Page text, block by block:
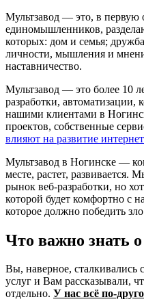
Мультзавод — это, в первую
единомышленников,
которых: дом и семья;
личности, мышления и
наставничество.
Мультзавод — это более 10
разработки,
нашими клиентами в
проектов, собственные
влияют на развитие
Мультзавод в Ногинске —
месте, растет, развивается.
рынок веб-разработки, но
которой будет комфортно с
которое должно победить
Что важно знать о
Вы, наверное, сталкивались
услуг и Вам рассказывали,
отдельно. У нас всё по-